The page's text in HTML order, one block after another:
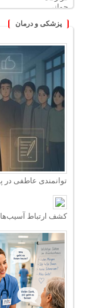
پزشکی و درمان
توانمندی عاطفی در
کشف ارتباط